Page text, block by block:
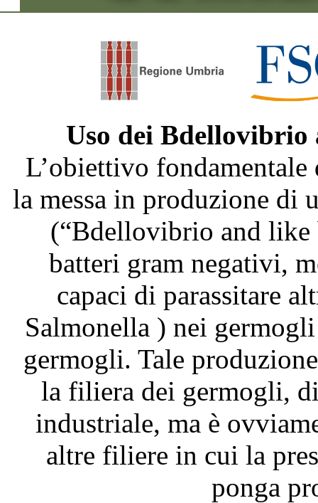
Uso dei
L’obiettivo fondamentale
la messa in produzione di
(“Bdellovibrio and like
batteri gram negativi,
capaci di parassitare
Salmonella ) nei
germogli. Tale
la filiera dei germogli,
industriale, ma è
altre filiere in cui la
ponga